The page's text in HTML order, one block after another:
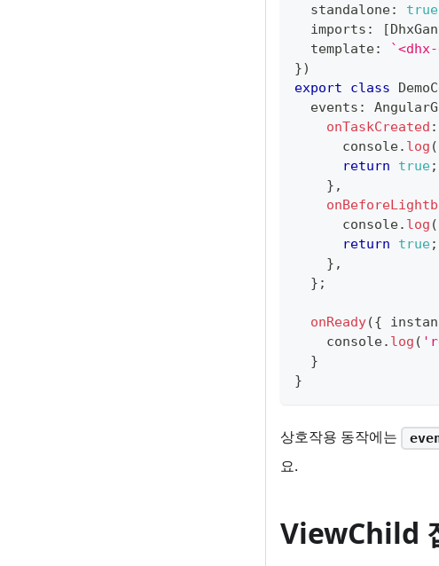
  standalone
: true
  imports
: [
  template
: `
})
export
class
  events
:
onTaskCreated :
console. log (
return
true;
} ,
console. log (
return
true;
} ,
} ;
onReady({
console. log (
}
}
상호작용 동작에는
요.
ViewChild